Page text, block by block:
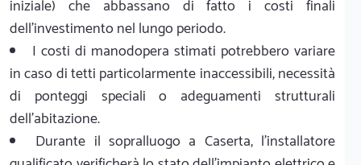
iniziale) che abbassano di fatto i costi finali
dell'investimento nel lungo periodo.
I costi di manodopera stimati potrebbero variare
in caso di tetti particolarmente inaccessibili, necessità
di ponteggi speciali o adeguamenti strutturali
dell'abitazione.
Durante il sopralluogo a Caserta, l'installatore